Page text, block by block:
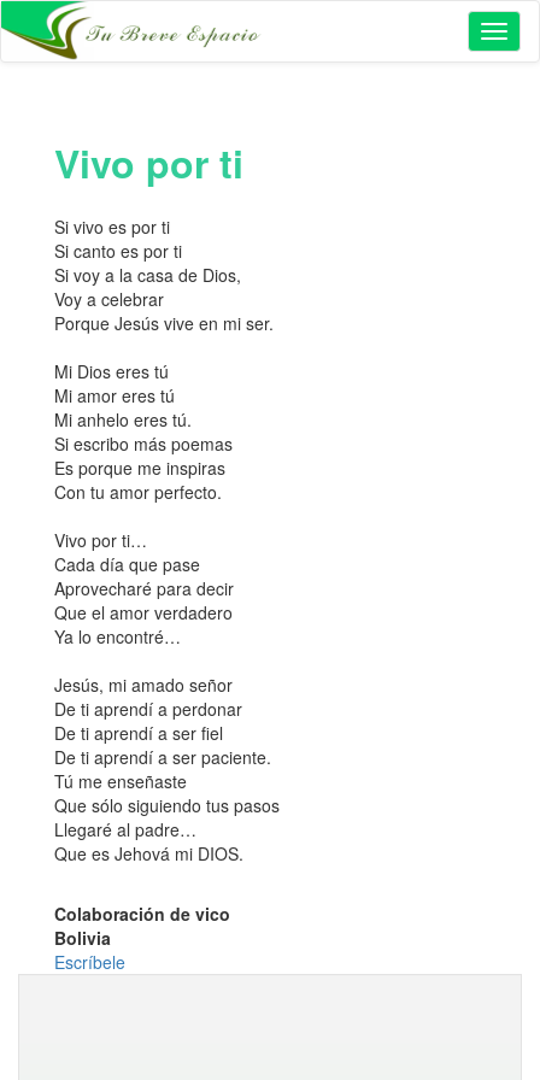
Vivo por ti
Si vivo es por ti
Si canto es por ti
Si voy a la casa de Dios,
Voy a celebrar
Porque Jesús vive en mi ser.
Mi Dios eres tú
Mi amor eres tú
Mi anhelo eres tú.
Si escribo más poemas
Es porque me inspiras
Con tu amor perfecto.
Vivo por ti…
Cada día que pase
Aprovecharé para decir
Que el amor verdadero
Ya lo encontré…
Jesús, mi amado señor
De ti aprendí a perdonar
De ti aprendí a ser fiel
De ti aprendí a ser paciente.
Tú me enseñaste
Que sólo siguiendo tus pasos
Llegaré al padre…
Que es Jehová mi DIOS.
Colaboración de vico
Bolivia
Escríbele